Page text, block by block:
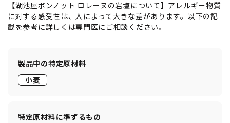
【湖池屋ボンノット ロレーヌの岩塩について】アレルギー物質
に対する感受性は、人によって大きな差があります。以下の記
載を参考に詳しくは専門医にご相談ください。
製品中の特定原材料
小麦
特定原材料に準ずるもの